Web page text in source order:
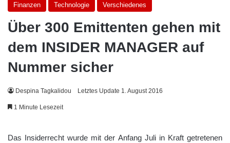
Finanzen Technologie Verschiedenes
Über 300 Emittenten gehen mit
dem INSIDER MANAGER auf
Nummer sicher
Despina Tagkalidou Letztes Update 1. August 2016
1 Minute Lesezeit
Das Insiderrecht wurde mit der Anfang Juli in Kraft getretenen